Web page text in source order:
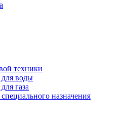
техники
воды
газа
назначения